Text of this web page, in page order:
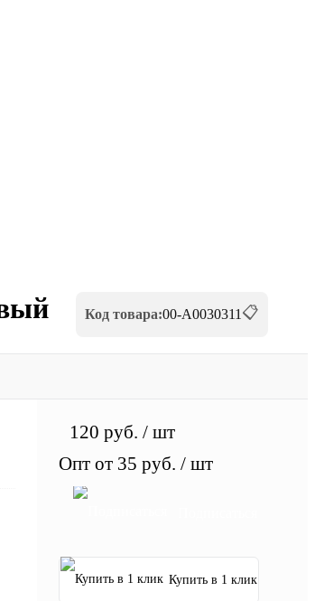
Код товара:00-А0030311 📋
120 руб. / шт
Опт от 35 руб. / шт
Купить в 1 клик